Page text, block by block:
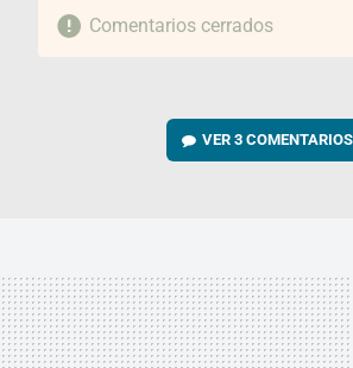
Comentarios cerrados
VER3 COMENTARIOS